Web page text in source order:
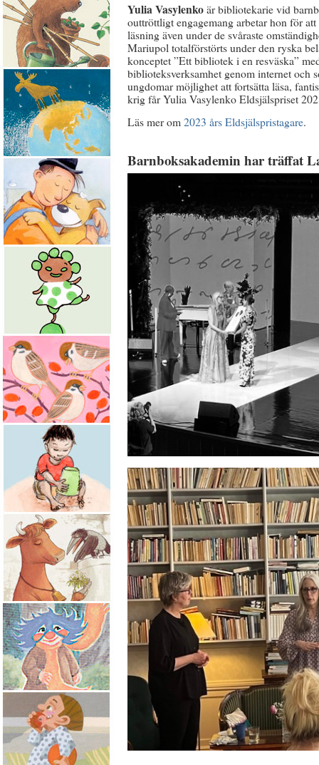
Yulia Vasylenkoär bibliotekarie vid
outtröttligt engagemang arbetar hon för
läsning även under de svåraste
Mariupol totalförstörts under den ryska
konceptet ”Ett bibliotek i en resväska”
biblioteksverksamhet genom internet och
ungdomar möjlighet att fortsätta läsa,
krig får Yulia Vasylenko Eldsjälspriset
Läs mer om 2023 års Eldsjälspristagare.
Barnboksakademin har träffat